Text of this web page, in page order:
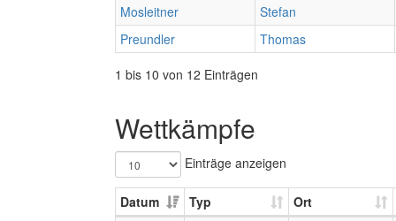
Mosleitner
Stefan
Preundler
Thomas
1 bis 10 von 12 Einträgen
Wettkämpfe
Einträge anzeigen
Datum Typ
Ort